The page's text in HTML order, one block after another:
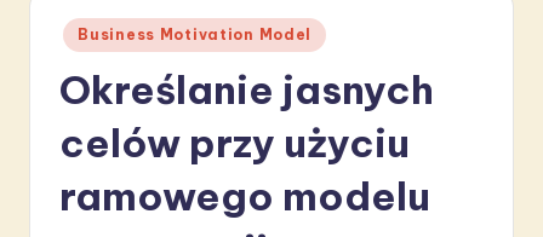
A
Posted
in
Business Motivation Model
Określanie jasnych
celów przy użyciu
ramowego modelu